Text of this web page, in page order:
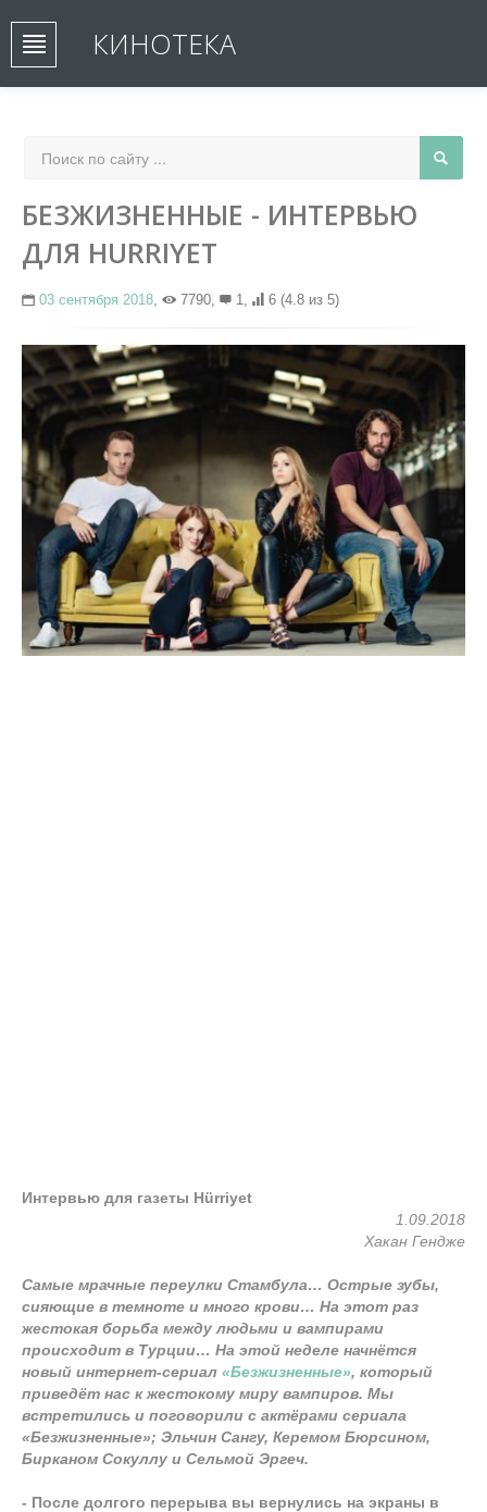
КИНОТЕКА
БЕЗЖИЗНЕННЫЕ - ИНТЕРВЬЮ
ДЛЯ HURRIYET
03 сентября 2018, 7790, 1, 6 (4.8 из 5)
Интервью для газеты Hürriyet
1.09.2018
Хакан Гендже
Самые мрачные переулки Стамбула… Острые зубы,
сияющие в темноте и много крови… На этот раз
жестокая борьба между людьми и вампирами
происходит в Турции… На этой неделе начнётся
новый интернет-сериал «Безжизненные», который
приведёт нас к жестокому миру вампиров. Мы
встретились и поговорили с актёрами сериала
«Безжизненные»; Эльчин Сангу, Керемом Бюрсином,
Бирканом Сокуллу и Сельмой Эргеч.
- После долгого перерыва вы вернулись на экраны в